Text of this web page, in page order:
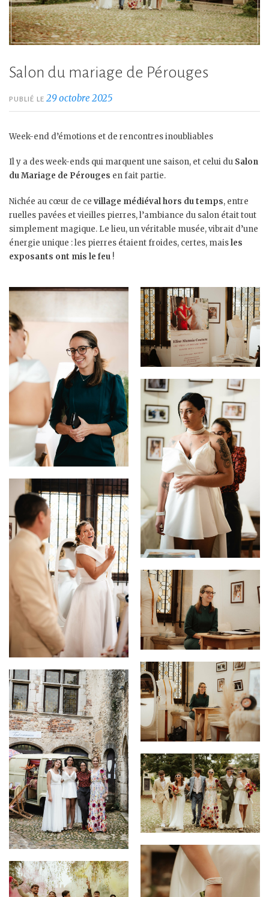
Salon du mariage de Pérouges
PUBLIÉ LE 29 octobre 2025
Week-end d’émotions et de rencontres inoubliables
Il y a des week-ends qui marquent une saison, et celui du Salon
du Mariage de Pérouges en fait partie.
Nichée au cœur de ce village médiéval hors du temps, entre
ruelles pavées et vieilles pierres, l’ambiance du salon était tout
simplement magique. Le lieu, un véritable musée, vibrait d’une
énergie unique : les pierres étaient froides, certes, maisles
exposants ont mis le feu !